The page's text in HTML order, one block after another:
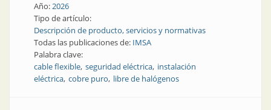
Año:2026
Tipo de artículo:
Descripción de producto, servicios y normativas
Todas las publicaciones de: IMSA
Palabra clave:
cable flexible seguridad eléctrica instalación
eléctrica cobre puro libre de halógenos